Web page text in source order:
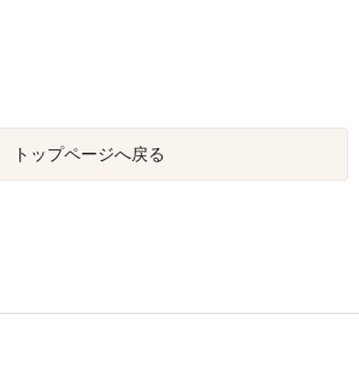
トップページへ戻る